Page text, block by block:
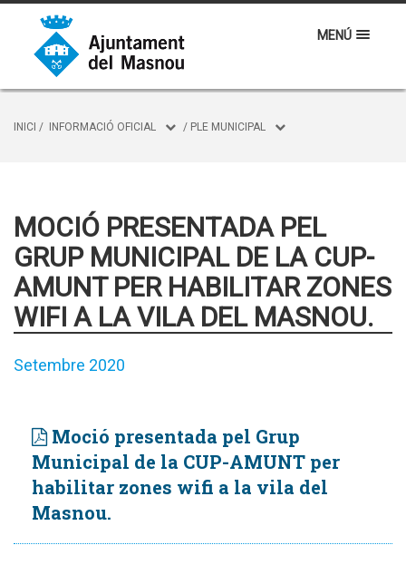
MENÚ
INICI / INFORMACIÓ OFICIAL / PLE MUNICIPAL
MOCIÓ PRESENTADA PEL
GRUP MUNICIPAL DE LA CUP-
AMUNT PER HABILITAR ZONES
WIFI A LA VILA DEL MASNOU.
Setembre 2020
Moció presentada pel Grup
Municipal de la CUP-AMUNT per
habilitar zones wifi a la vila del
Masnou.